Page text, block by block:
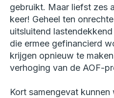
gebruikt. Maar liefst zes
keer! Geheel ten
uitsluitend
die ermee gefinancierd
krijgen opnieuw te
verhoging van de AOF-
Kort samengevat